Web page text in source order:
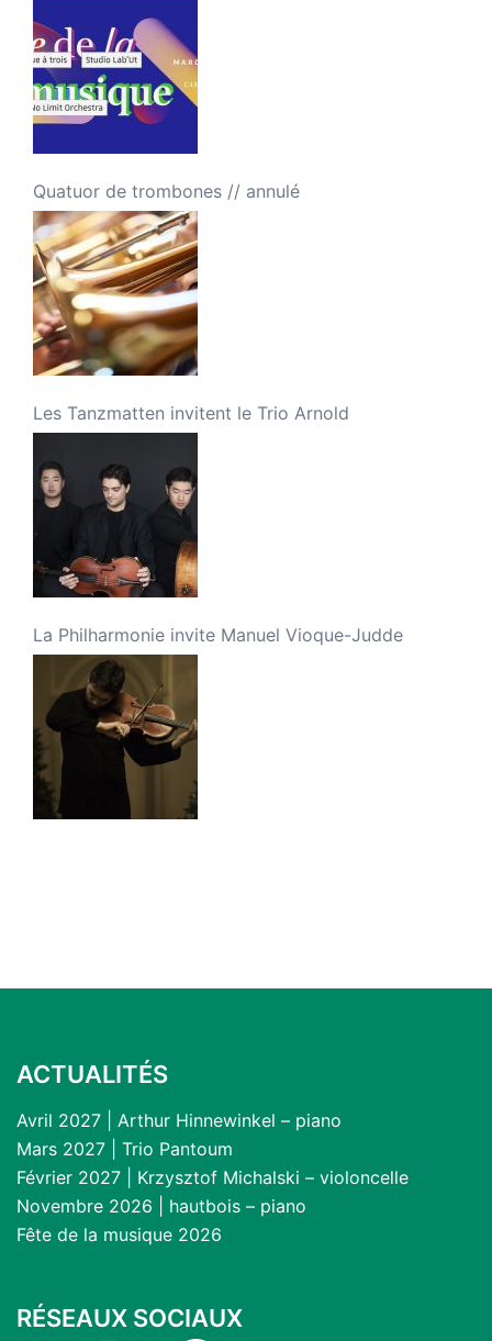
Quatuor de trombones // annulé
Les Tanzmatten invitent le Trio Arnold
La Philharmonie invite Manuel Vioque-Judde
ACTUALITÉS
Avril 2027 | Arthur Hinnewinkel – piano
Mars 2027 | Trio Pantoum
Février 2027 | Krzysztof Michalski – violoncelle
Novembre 2026 | hautbois – piano
Fête de la musique 2026
RÉSEAUX SOCIAUX